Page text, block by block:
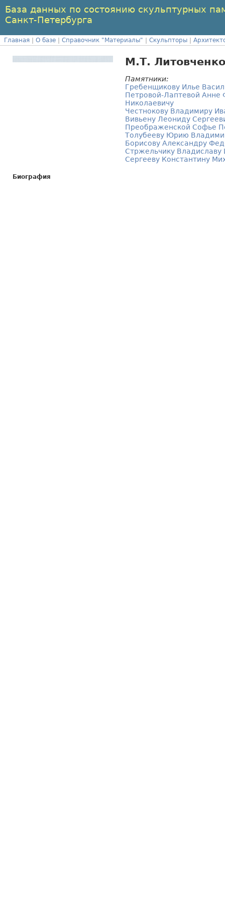
База данных по состоянию скульптурных
Санкт-Петербурга
Главная О базе Справочник "Материалы" Скульпторы
М.Т. Литовченко
Памятники:
Гребенщикову Илье
Петровой-Лаптевой Анне
Николаевичу
Честнокову Владимиру
Вивьену Леониду
Преображенской Софье
Толубееву Юрию
Борисову Александру
Стржельчику Владиславу
Сергееву Константину
Биография